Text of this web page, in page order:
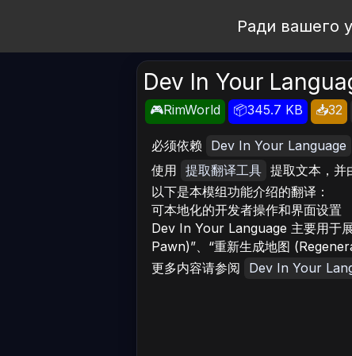
Ради вашего
Dev In Your
🎮RimWorld 📦345.7 KB 📥32
必须依赖 Dev In Your Language
使用 提取翻译工具 提取文本，并
以下是本模组功能介绍的翻译：
可本地化的开发者操作和界面设置
Dev In Your Language 主要用于
Pawn)”、“重新生成地图
更多内容请参阅
Dev In Your